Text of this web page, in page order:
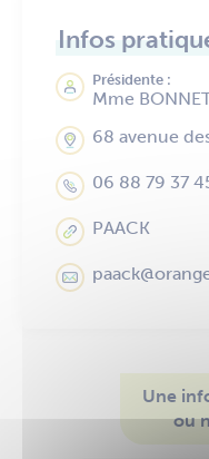
Infos
Présidente :
Mme
68 avenue
06 88 79 37
PAACK
Une
ou